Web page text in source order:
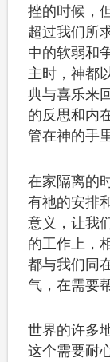
挫的时候，
超过我们所
中的软弱和
主时，神都
典与喜乐来
的反思和内
管在神的手里
在家隔离的
有祂的安排
意义，让我
的工作上，
都与我们同
气，在需要
世界的许多
这个需要耐